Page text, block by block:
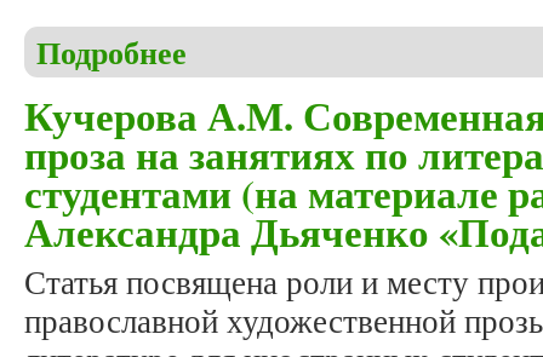
Подробнее
Кучерова А.М.
проза на занятиях по
студентами (на материале
Александра Дьяченко
Статья посвящена роли и месту
православной художественной